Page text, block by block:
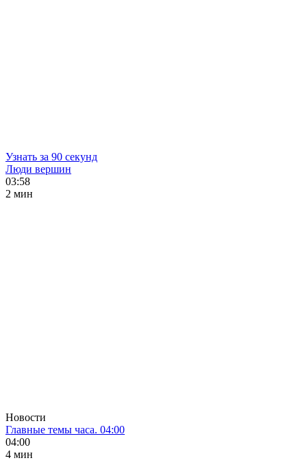
Узнать за 90 секунд
Люди вершин
03:58
2 мин
Новости
Главные темы часа. 04:00
04:00
4 мин